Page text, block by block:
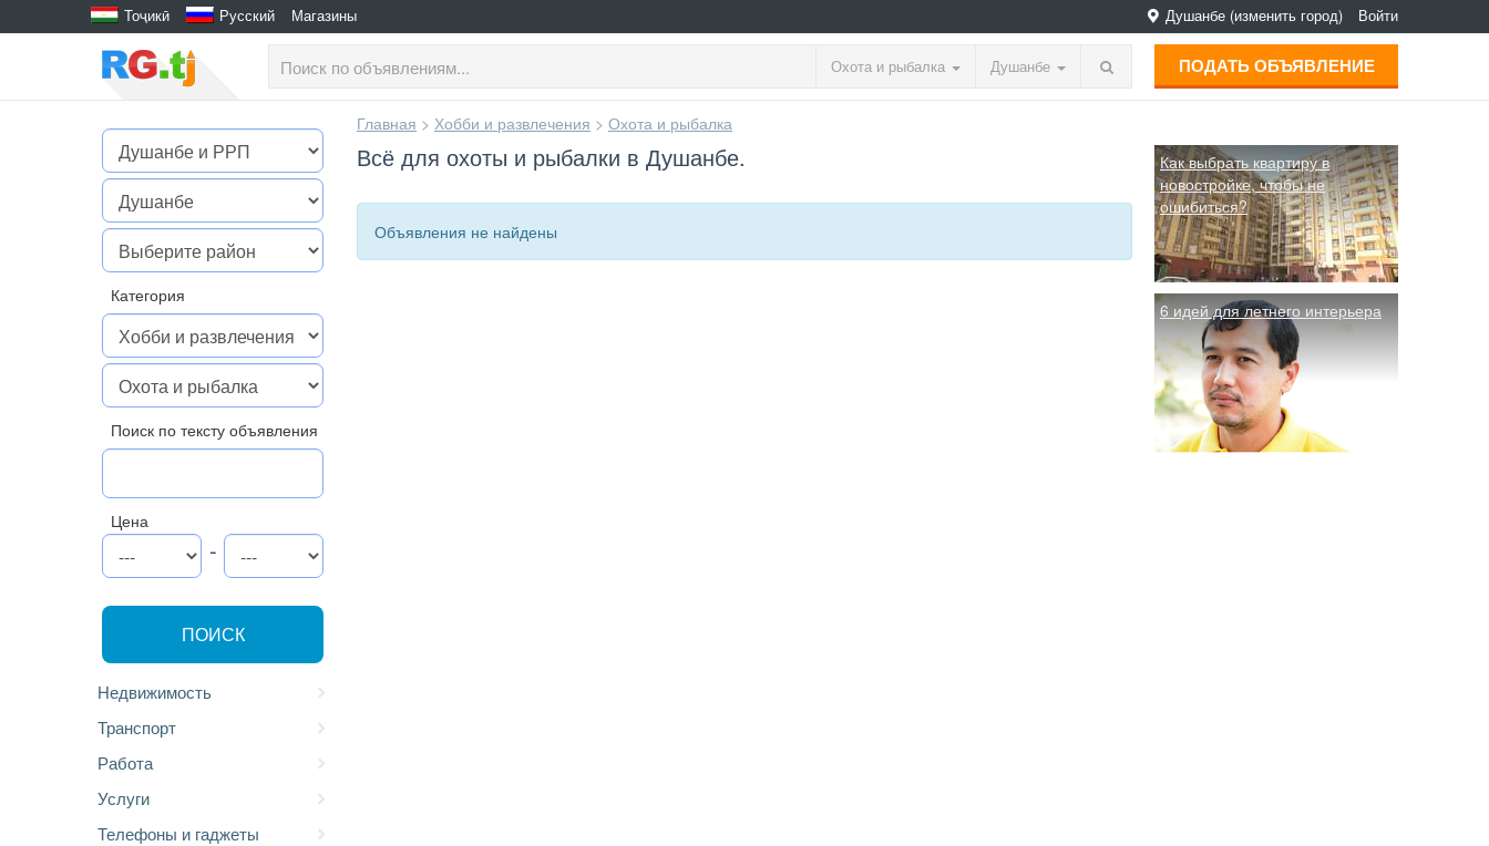
Тоҷикӣ Русский Магазины Душанбе (изменить город) Войти
Охота и рыбалка Душанбе ПОДАТЬ ОБЪЯВЛЕНИЕ
Категория
Поиск по тексту объявления
Цена
-
ПОИСК
Недвижимость
Транспорт
Работа
Услуги
Телефоны и гаджеты
Главная > Хобби и развлечения > Охота и рыбалка
Всё для охоты и рыбалки в Душанбе.
Объявления не найдены
Как выбрать квартиру в
новостройке, чтобы не
ошибиться?
6 идей для летнего интерьера